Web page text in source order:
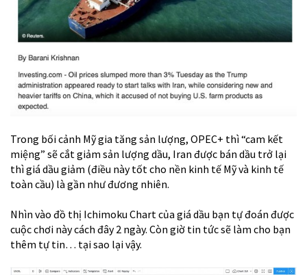
Trong bối cảnh Mỹ gia tăng sản lượng, OPEC+ thì “cam kết
miệng” sẽ cắt giảm sản lượng dầu, Iran được bán dầu trở lại
thì giá dầu giảm (điều này tốt cho nền kinh tế Mỹ và kinh tế
toàn cầu) là gần như đương nhiên.
Nhìn vào đồ thị Ichimoku Chart của giá dầu bạn tự đoán được
cuộc chơi này cách đây 2 ngày. Còn giờ tin tức sẽ làm cho bạn
thêm tự tin… tại sao lại vậy.